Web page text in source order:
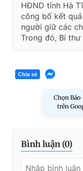
HĐND tỉnh Hà
công bố kết
người giữ các
Trong đó, Bí thư
Chia sẻ
Chọn Báo
trên
Bình luận (0)